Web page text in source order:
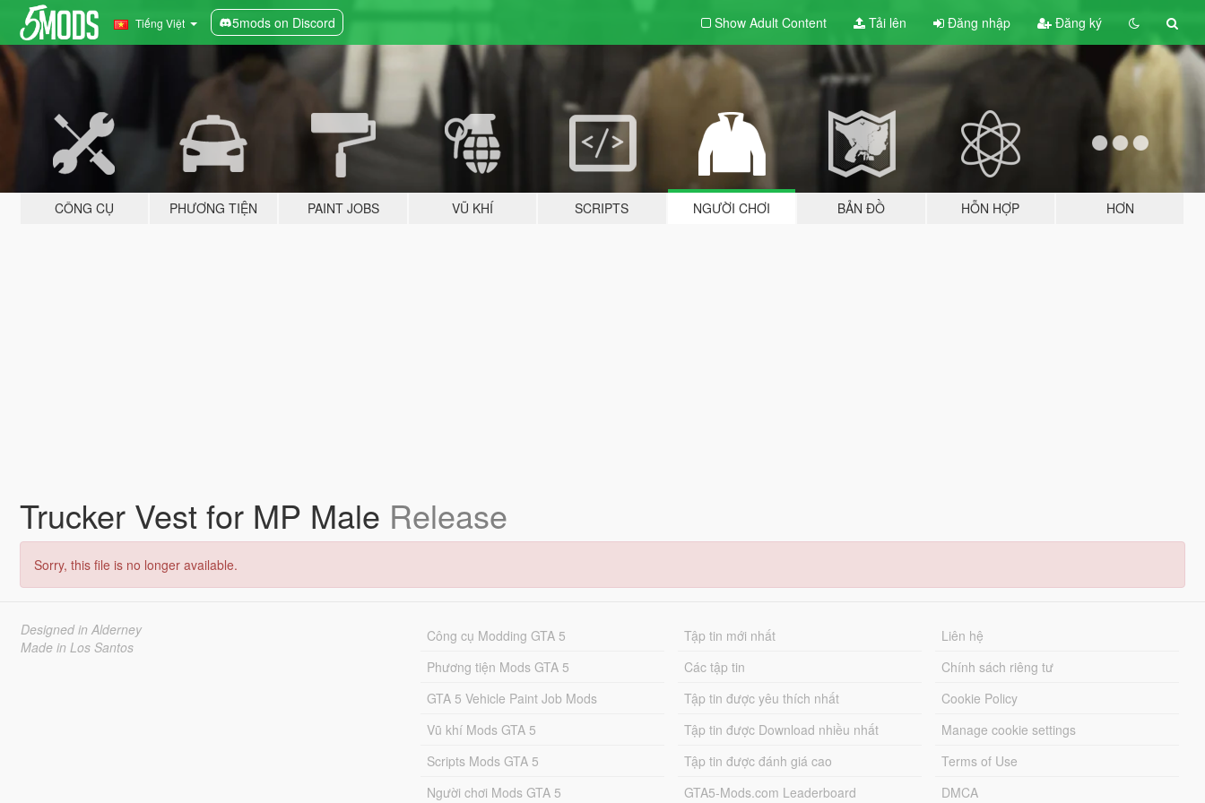
Tiếng Việt 5mods on Discord Show Adult Content Tải lên Đăng nhập Đăng ký
CÔNG CỤ PHƯƠNG TIỆN PAINT JOBS VŨ KHÍ SCRIPTS NGƯỜI CHƠI BẢN ĐỒ HỖN HỢP HƠN
Trucker Vest for MP Male Release
Sorry, this file is no longer available.
Designed in Alderney
Made in Los Santos
Công cụ Modding GTA 5
Phương tiện Mods GTA 5
GTA 5 Vehicle Paint Job Mods
Vũ khí Mods GTA 5
Scripts Mods GTA 5
Người chơi Mods GTA 5
Tập tin mới nhất
Các tập tin
Tập tin được yêu thích nhất
Tập tin được Download nhiều nhất
Tập tin được đánh giá cao
GTA5-Mods.com Leaderboard
Liên hệ
Chính sách riêng tư
Cookie Policy
Manage cookie settings
Terms of Use
DMCA